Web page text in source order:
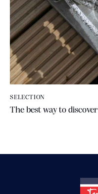
SELECTION
The best way to